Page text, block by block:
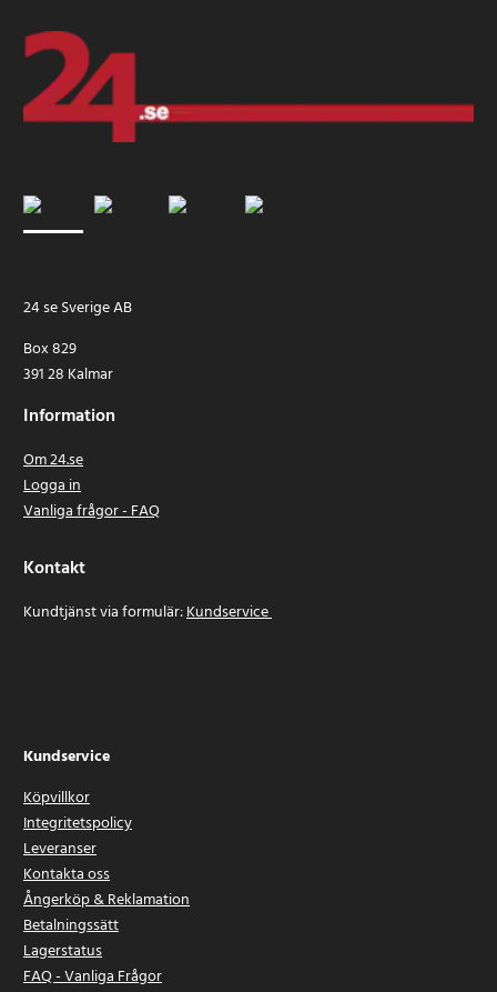
24 se Sverige AB
Box 829
391 28 Kalmar
Information
Om 24.se
Logga in
Vanliga frågor - FAQ
Kontakt
Kundtjänst via formulär:Kundservice
Kundservice
Köpvillkor
Integritetspolicy
Leveranser
Kontakta oss
Ångerköp & Reklamation
Betalningssätt
Lagerstatus
FAQ - Vanliga Frågor